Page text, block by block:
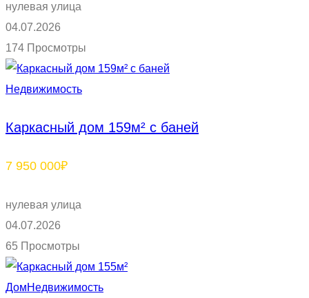
нулевая улица
04.07.2026
174 Просмотры
Недвижимость
Каркасный дом 159м² с баней
7 950 000₽
нулевая улица
04.07.2026
65 Просмотры
ДомНедвижимость